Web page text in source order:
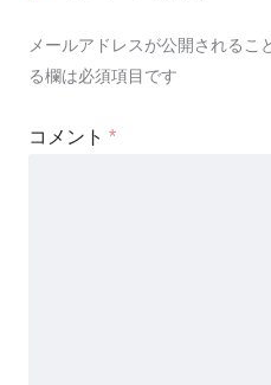
メールアドレスが公開されるこ
る欄は必須項目です
コメント *